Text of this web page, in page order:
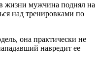
жизни мужчина поднял на
над тренировками по
она практически не
навредит ее